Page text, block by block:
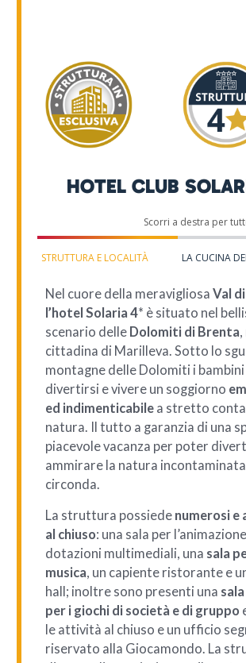
HOTEL CLUB
STRUTTURA E LOCALITÀ LA CUCINA
Nel cuore della meravigliosa Val
l’hotel Solaria 4* è situato nel
scenario delle Dolomiti di Brenta
cittadina di Marilleva. Sotto lo
montagne delle Dolomiti i
divertirsi e vivere un soggiorno
ed indimenticabilea stretto
natura. Il tutto a garanzia di una
piacevole vacanza per poter
ammirare la natura incontaminata
circonda.
La struttura possiede numerosi e
al chiuso: una sala per
dotazioni multimediali, una sala
musica, un capiente ristorante e
hall; inoltre sono presenti una
per i giochi di società e di gruppo
le attività al chiuso e un ufficio
riservato alla Giocamondo. La